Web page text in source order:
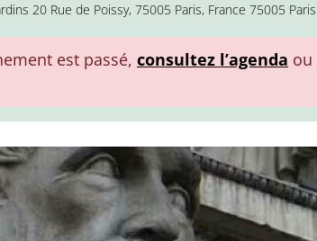
20 Rue de Poissy, 75005 Paris, France 75005 Paris
est passé, consultez l’agenda ou